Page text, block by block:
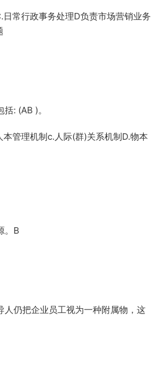
常行政事务处理D负责市场营销业务
: (AB )。
管理机制c.人际(群)关系机制D.物本
。B
人仍把企业员工视为一种附属物，这